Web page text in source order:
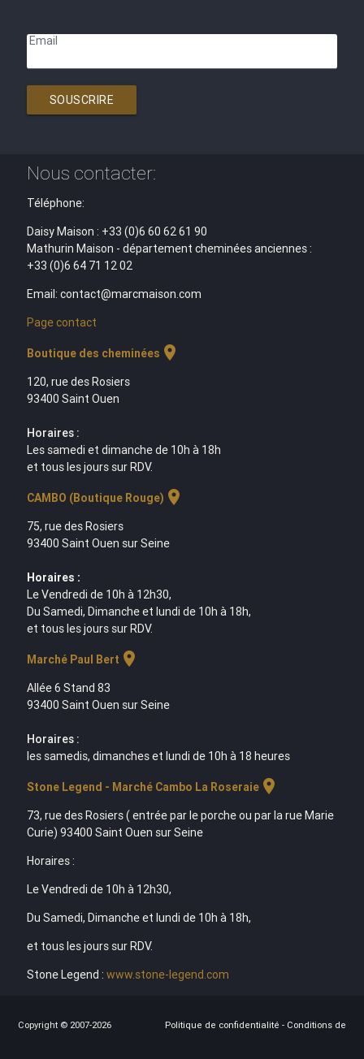
Email
SOUSCRIRE
Nous contacter:
Téléphone:
Daisy Maison : +33 (0)6 60 62 61 90
Mathurin Maison - département cheminées anciennes :
+33 (0)6 64 71 12 02
Email: contact@marcmaison.com
Page contact
Boutique des cheminées location_on
120, rue des Rosiers
93400 Saint Ouen
Horaires :
Les samedi et dimanche de 10h à 18h
et tous les jours sur RDV.
CAMBO (Boutique Rouge) location_on
75, rue des Rosiers
93400 Saint Ouen sur Seine
Horaires :
Le Vendredi de 10h à 12h30,
Du Samedi, Dimanche et lundi de 10h à 18h,
et tous les jours sur RDV.
Marché Paul Bert location_on
Allée 6 Stand 83
93400 Saint Ouen sur Seine
Horaires :
les samedis, dimanches et lundi de 10h à 18 heures
Stone Legend - Marché Cambo La Roseraielocation_on
73, rue des Rosiers ( entrée par le porche ou par la rue Marie
Curie) 93400 Saint Ouen sur Seine
Horaires :
Le Vendredi de 10h à 12h30,
Du Samedi, Dimanche et lundi de 10h à 18h,
et tous les jours sur RDV.
Stone Legend : www.stone-legend.com
Copyright © 2007-2026 Politique de confidentialité - Conditions de